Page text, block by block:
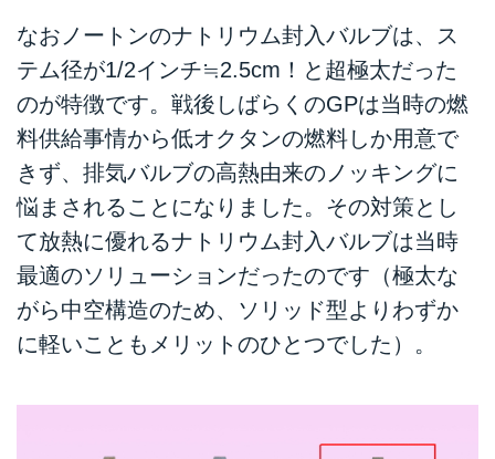
なおノートンのナトリウム封入バルブは、ス
テム径が1/2インチ≒2.5cm！と超極太だった
のが特徴です。戦後しばらくのGPは当時の燃
料供給事情から低オクタンの燃料しか用意で
きず、排気バルブの高熱由来のノッキングに
悩まされることになりました。その対策とし
て放熱に優れるナトリウム封入バルブは当時
最適のソリューションだったのです（極太な
がら中空構造のため、ソリッド型よりわずか
に軽いこともメリットのひとつでした）。